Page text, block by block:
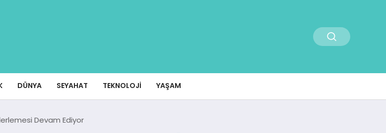
DÜNYA SEYAHAT TEKNOLOJI YAŞAM
Devam Ediyor